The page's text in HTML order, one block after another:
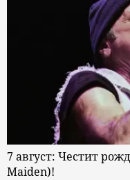
7 август: Честит
Maiden)!